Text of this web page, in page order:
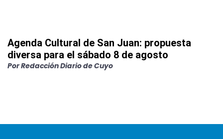
Agenda Cultural de San Juan: propuesta
diversa para el sábado 8 de agosto
PorRedacción Diario de Cuyo